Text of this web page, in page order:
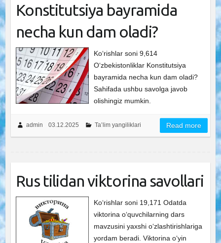
Konstitutsiya bayramida
necha kun dam oladi?
Ko‘rishlar soni 9,614
O‘zbekistonliklar Konstitutsiya
bayramida necha kun dam oladi?
Sahifada ushbu savolga javob
olishingiz mumkin.
admin 03.12.2025 Ta’lim yangiliklari Read more
Rus tilidan viktorina savollari
Ko‘rishlar soni 19,171 Odatda
viktorina o‘quvchilarning dars
mavzusini yaxshi o‘zlashtirishlariga
yordam beradi. Viktorina o‘yin